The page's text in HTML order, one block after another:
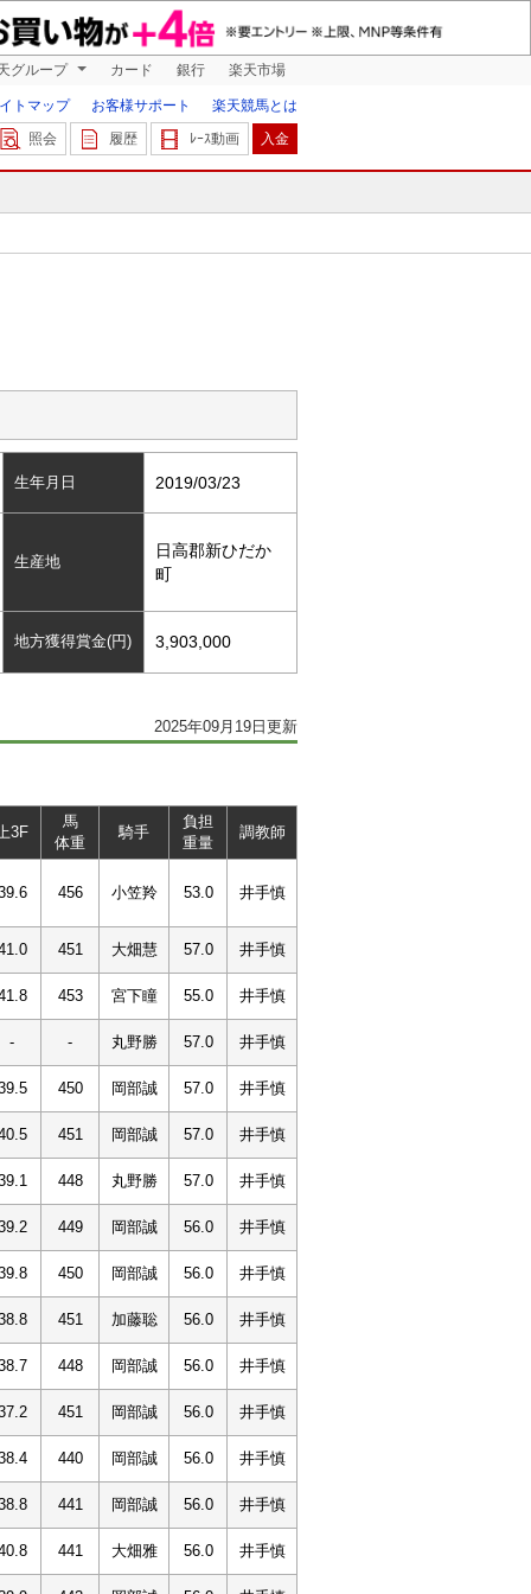
グループ カード 銀行 楽天市場
トマップ お客様サポート
楽天競馬とは
照会
履歴 ﾚｰｽ動画 入金
生年月日 2019/03/23
生産地
日高郡新ひだか
町
地方獲得賞金(円) 3,903,000
2025年09月19日更新
3F
馬
体重
騎手
負担
重量
調教師
456 小笠羚 53.0 井手慎
451 大畑慧 57.0 井手慎
453 宮下瞳 55.0 井手慎
- - 丸野勝 57.0 井手慎
450 岡部誠 57.0 井手慎
451 岡部誠 57.0 井手慎
448 丸野勝 57.0 井手慎
449 岡部誠 56.0 井手慎
450 岡部誠 56.0 井手慎
451 加藤聡 56.0 井手慎
448 岡部誠 56.0 井手慎
451 岡部誠 56.0 井手慎
440 岡部誠 56.0 井手慎
441 岡部誠 56.0 井手慎
441 大畑雅 56.0 井手慎